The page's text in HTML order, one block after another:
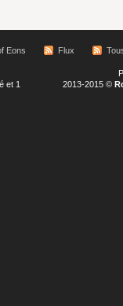
Eons Flux
et 1
2013-2015 ©